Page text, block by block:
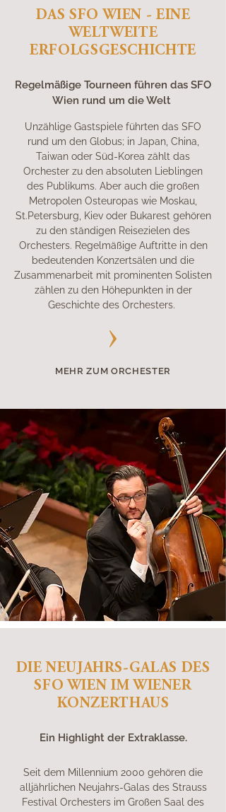
DAS SFO WIEN - EINE
WELTWEITE
ERFOLGSGESCHICHTE
Regelmäßige Tourneen führen das SFO
Wien rund um die Welt
Unzählige Gastspiele führten das SFO
rund um den Globus; in Japan, China,
Taiwan oder Süd-Korea zählt das
Orchester zu den absoluten Lieblingen
des Publikums. Aber auch die großen
Metropolen Osteuropas wie Moskau,
St.Petersburg, Kiev oder Bukarest gehören
zu den ständigen Reisezielen des
Orchesters. Regelmäßige Auftritte in den
bedeutenden Konzertsälen und die
Zusammenarbeit mit prominenten Solisten
zählen zu den Höhepunkten in der
Geschichte des Orchesters.
MEHR ZUM ORCHESTER
DIE NEUJAHRS-GALAS DES
SFO WIEN IM WIENER
KONZERTHAUS
Ein Highlight der Extraklasse.
Seit dem Millennium 2000 gehören die
alljährlichen Neujahrs-Galas des Strauss
Festival Orchesters im Großen Saal des